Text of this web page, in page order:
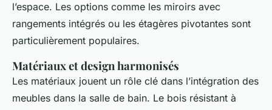
l’espace. Les options comme les miroirs avec
rangements intégrés ou les étagères pivotantes sont
particulièrement populaires.
Matériaux et design harmonisés
Les matériaux jouent un rôle clé dans l’intégration des
meubles dans la salle de bain. Le bois résistant à